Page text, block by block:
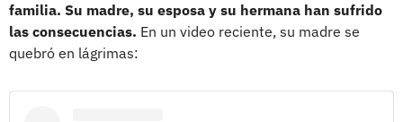
familia. Su madre, su esposa y su hermana han sufrido
las consecuencias. En un video reciente, su madre se
quebró en lágrimas: